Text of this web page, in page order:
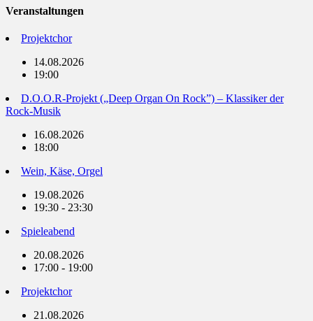
Veranstaltungen
Projektchor
14.08.2026
19:00
D.O.O.R-Projekt („Deep Organ On Rock”) – Klassiker der
Rock-Musik
16.08.2026
18:00
Wein, Käse, Orgel
19.08.2026
19:30 - 23:30
Spieleabend
20.08.2026
17:00 - 19:00
Projektchor
21.08.2026